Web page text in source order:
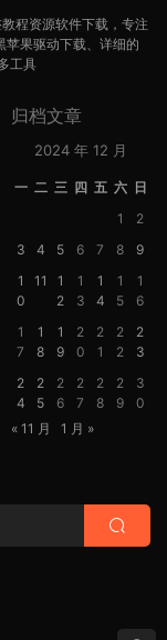
程资源软件下载，专注
苹果驱动下载、详细的
工具
归档文章
2024 年 12 月
一 二 三 四 五 六 日
1
2
3
4 5 6 7 8
9
1
0
11
1
2
1
3
1
4
1
5
1
6
1
7
1
8
1
9
2
0
2
1
2
2
2
3
2
4
2
5
2
6
2
7
2
8
2
9
3
0
« 11 月
1 月 »